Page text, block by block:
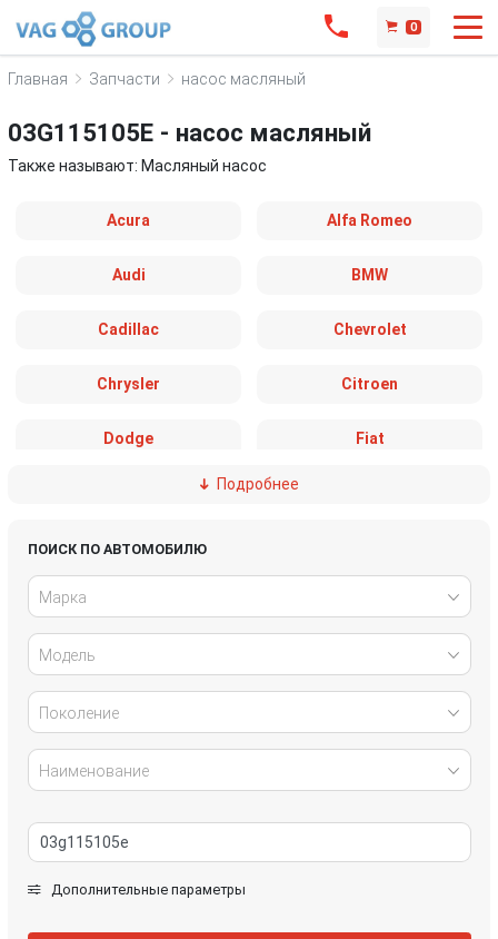
0
Главная Запчасти насос масляный
03G115105E - насос масляный
Также называют: Масляный насос
Acura Alfa Romeo
Audi BMW
Cadillac Chevrolet
Chrysler Citroen
Dodge Fiat
Honda
Kia
Land Rover
Mazda Mercedes-Benz
Nissan Opel
Подробнее
ПОИСК ПО АВТОМОБИЛЮ
Марка
Модель
Поколение
Наименование
Дополнительные параметры